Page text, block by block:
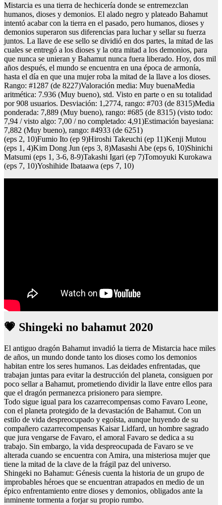
Mistarcia es una tierra de hechicería donde se entremezclan
humanos, dioses y demonios. El alado negro y plateado Bahamut
intentó acabar con la tierra en el pasado, pero humanos, dioses y
demonios superaron sus diferencias para luchar y sellar su fuerza
juntos. La llave de ese sello se dividió en dos partes, la mitad de las
cuales se entregó a los dioses y la otra mitad a los demonios, para
que nunca se unieran y Bahamut nunca fuera liberado. Hoy, dos mil
años después, el mundo se encuentra en una época de armonía,
hasta el día en que una mujer roba la mitad de la llave a los dioses.
Rango: #1287 (de 8227)Valoración media: Muy buenaMedia
aritmética: 7.936 (Muy bueno), std. Visto en parte o en su totalidad
por 908 usuarios. Desviación: 1,2774, rango: #703 (de 8315)Media
ponderada: 7,889 (Muy bueno), rango: #685 (de 8315) (visto todo:
7,94 / visto algo: 7,00 / no completado: 4,91)Estimación bayesiana:
7,882 (Muy bueno), rango: #4933 (de 6251)
(eps 2, 10)Fumio Ito (ep 9)Hiroshi Takeuchi (ep 11)Kenji Mutou
(eps 1, 4)Kim Dong Jun (eps 3, 8)Masashi Abe (eps 6, 10)Shinichi
Matsumi (eps 1, 3-6, 8-9)Takashi Igari (ep 7)Tomoyuki Kurokawa
(eps 7, 10)Yoshihide Ibataawa (eps 7, 10)
💗 Shingeki no bahamut 2020
El antiguo dragón Bahamut invadió la tierra de Mistarcia hace miles
de años, un mundo donde tanto los dioses como los demonios
habitan entre los seres humanos. Las deidades enfrentadas, que
trabajan juntas para evitar la destrucción del planeta, consiguen por
poco sellar a Bahamut, prometiendo dividir la llave entre ellos para
que el dragón permanezca prisionero para siempre.
Todo sigue igual para los cazarrecompensas como Favaro Leone,
con el planeta protegido de la devastación de Bahamut. Con un
estilo de vida despreocupado y egoísta, aunque huyendo de su
compañero cazarrecompensas Kaisar Lidfard, un hombre sagrado
que jura vengarse de Favaro, el amoral Favaro se dedica a su
trabajo. Sin embargo, la vida despreocupada de Favaro se ve
alterada cuando se encuentra con Amira, una misteriosa mujer que
tiene la mitad de la clave de la frágil paz del universo.
Shingeki no Bahamut: Génesis cuenta la historia de un grupo de
improbables héroes que se encuentran atrapados en medio de un
épico enfrentamiento entre dioses y demonios, obligados ante la
inminente tormenta a forjar su propio rumbo.